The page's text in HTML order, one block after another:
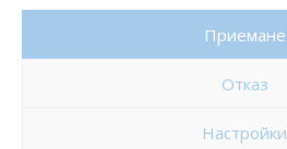
Приемане
Отказ
Настройки
Подови плочки
Политика за поверителност